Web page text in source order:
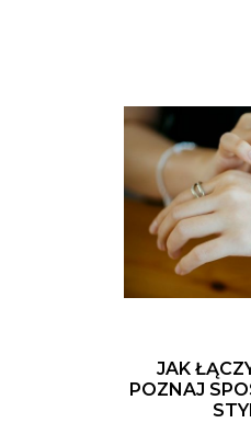
JAK
POZNAJ